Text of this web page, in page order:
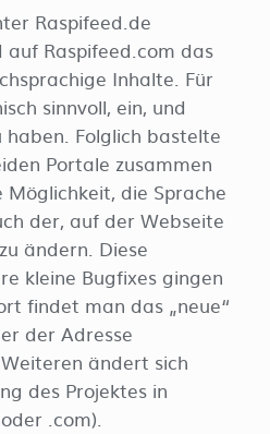
Raspifeed.de
Raspifeed.com das
Inhalte. Für
sinnvoll, ein, und
Folglich bastelte
Portale zusammen
die Sprache
der, auf der Webseite
ändern. Diese
kleine Bugfixes gingen
findet man das „neue“
der Adresse
ändert sich
des Projektes in
.com).